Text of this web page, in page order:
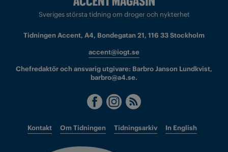
Sveriges största tidning om droger och nykterhet
Tidningen Accent, A4, Bondegatan 21, 116 33 Stockholm
accent@iogt.se
Chefredaktör och ansvarig utgivare: Barbro Janson Lundkvist,
barbro@a4.se.
Kontakt Om Tidningen Tidningsarkiv In English